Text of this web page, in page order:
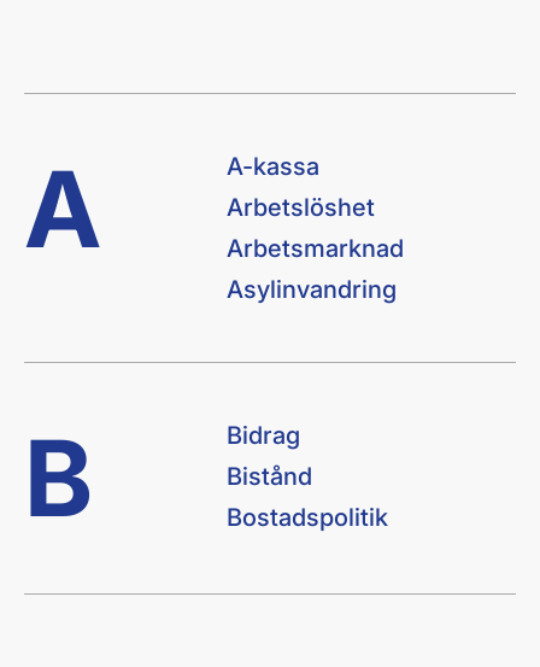
A
A-kassa
Arbetslöshet
Arbetsmarknad
Asylinvandring
B
Bidrag
Bistånd
Bostadspolitik